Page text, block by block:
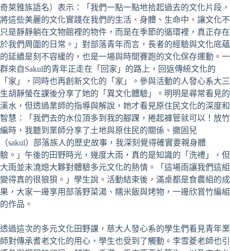
奇萊雅族語名）表示：「我們一點一點地拾起過去的文化片段，
將這些美麗的文化實踐在我們的生活、身體、生命中，讓文化不
只是靜靜躺在文物館裡的物件，而是在季節的循環裡，真正存在
於我們周圍的日常。」對部落青年而言，長者的經驗與文化底蘊
的延續是刻不容緩的，也是一場與時間賽跑的文化保存運動。一
群來自Sakul的青年正走在「回家」的路上，回返傳統文化的
「家」，同時也再創新文化的「家」。參與活動的人發心系大三
生胡靜螢在課後分享了她的「異文化體驗」。明明是尋常看見的
溪水，但透過業師的指導與解說，她才看見原住民文化的深度和
智慧：「我們去的水位頂多到我的腳踝，捲起褲管就可以！放竹
編時，我聽到業師分享了土地與原住民的關係、撒固兒
（sakul）部落族人的歷史故事，我深刻覺得確實要親身體
驗。」午後的田野時光，幾度大雨，真的是知識的「洗禮」，但
大雨並未澆熄大夥對體驗多元文化的熱情。「這場雨讓我們這組
變得真的很狼狽。」學生說。活動結束後，滿桌都是食農組的成
果，大家一邊享用部落野菜湯、糯米飯與烤物，一邊欣賞竹編組
的作品。
透過這次的多元文化田野課，慈大人發心系的學生們看見青年業
師對傳承耆老文化的用心，學生也受到了觸動。李雪菱老師也引